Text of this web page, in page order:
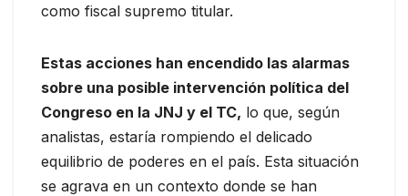
como fiscal supremo titular.
Estas acciones han encendido las alarmas
sobre una posible intervención política del
Congreso en la JNJ y el TC, lo que, según
analistas, estaría rompiendo el delicado
equilibrio de poderes en el país. Esta situación
se agrava en un contexto donde se han